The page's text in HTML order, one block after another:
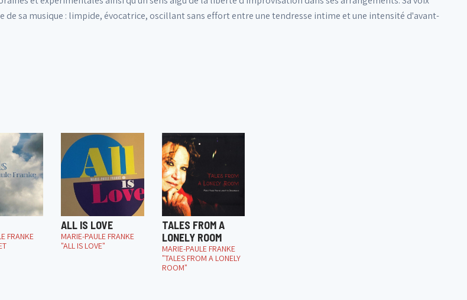
sa musique : limpide, évocatrice, oscillant sans effort entre une tendresse intime et une intensité d'avant-
FRANKE
ALL IS LOVE
MARIE-PAULE FRANKE
"ALL IS LOVE"
TALES FROM A
LONELY ROOM
MARIE-PAULE FRANKE
"TALES FROM A LONELY
ROOM"